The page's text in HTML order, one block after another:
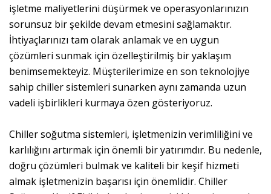
işletme maliyetlerini düşürmek ve operasyonlarınızın
sorunsuz bir şekilde devam etmesini sağlamaktır.
İhtiyaçlarınızı tam olarak anlamak ve en uygun
çözümleri sunmak için özelleştirilmiş bir yaklaşım
benimsemekteyiz. Müşterilerimize en son teknolojiye
sahip chiller sistemleri sunarken aynı zamanda uzun
vadeli işbirlikleri kurmaya özen gösteriyoruz.
Chiller soğutma sistemleri, işletmenizin verimliliğini ve
karlılığını artırmak için önemli bir yatırımdır. Bu nedenle,
doğru çözümleri bulmak ve kaliteli bir keşif hizmeti
almak işletmenizin başarısı için önemlidir. Chiller